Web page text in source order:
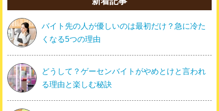
バイト先の人が優しいのは最初だけ？急に冷た
くなる5つの理由
どうして？ゲーセンバイトがやめとけと言われ
る理由と楽しむ秘訣